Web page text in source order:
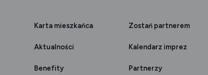
Karta mieszkańca Zostań partnerem
Aktualności Kalendarz imprez
Benefity Partnerzy